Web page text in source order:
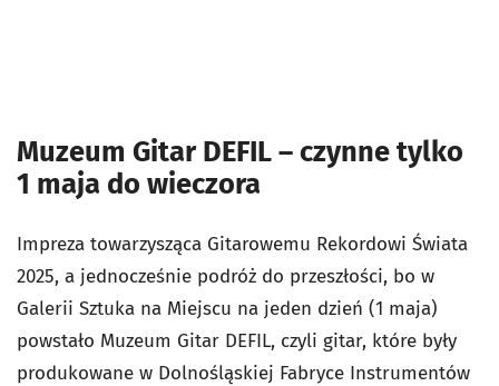
Muzeum Gitar DEFIL – czynne tylko
1 maja do wieczora
Impreza towarzysząca Gitarowemu Rekordowi Świata
2025, a jednocześnie podróż do przeszłości, bo w
Galerii Sztuka na Miejscu na jeden dzień (1 maja)
powstało Muzeum Gitar DEFIL, czyli gitar, które były
produkowane w Dolnośląskiej Fabryce Instrumentów